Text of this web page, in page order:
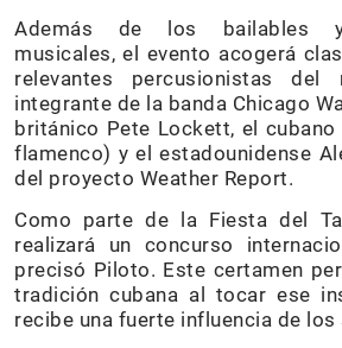
Además de los bailables y
musicales, el evento acogerá
relevantes percusionistas del
integrante de la banda Chicago
británico Pete Lockett, el
flamenco) y el estadounidense
del proyecto Weather Report.
Como parte de la Fiesta del
realizará un concurso
precisó Piloto. Este certamen
tradición cubana al tocar ese
recibe una fuerte influencia de